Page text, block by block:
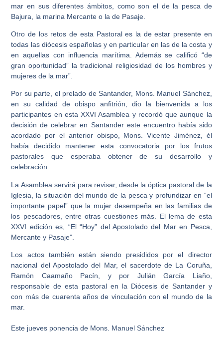
mar en sus diferentes ámbitos, como son el de la pesca de
Bajura, la marina Mercante o la de Pasaje.
Otro de los retos de esta Pastoral es la de estar presente en
todas las diócesis españolas y en particular en las de la costa y
en aquellas con influencia marítima. Además se calificó “de
gran oportunidad” la tradicional religiosidad de los hombres y
mujeres de la mar”.
Por su parte, el prelado de Santander, Mons. Manuel Sánchez,
en su calidad de obispo anfitrión, dio la bienvenida a los
participantes en esta XXVI Asamblea y recordó que aunque la
decisión de celebrar en Santander este encuentro había sido
acordado por el anterior obispo, Mons. Vicente Jiménez, él
había decidido mantener esta convocatoria por los frutos
pastorales que esperaba obtener de su desarrollo y
celebración.
La Asamblea servirá para revisar, desde la óptica pastoral de la
Iglesia, la situación del mundo de la pesca y profundizar en “el
importante papel” que la mujer desempeña en las familias de
los pescadores, entre otras cuestiones más. El lema de esta
XXVI edición es, “El “Hoy” del Apostolado del Mar en Pesca,
Mercante y Pasaje”.
Los actos también están siendo presididos por el director
nacional del Apostolado del Mar, el sacerdote de La Coruña,
Ramón Caamaño Pacín, y por Julián García Liaño,
responsable de esta pastoral en la Diócesis de Santander y
con más de cuarenta años de vinculación con el mundo de la
mar.
Este jueves ponencia de Mons. Manuel Sánchez